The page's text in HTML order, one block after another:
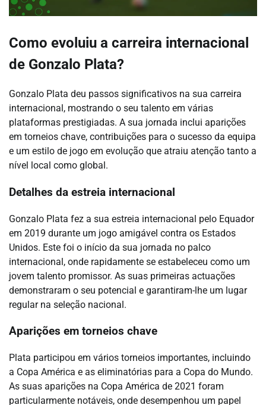
Como evoluiu a carreira internacional
de Gonzalo Plata?
Gonzalo Plata deu passos significativos na sua carreira
internacional, mostrando o seu talento em várias
plataformas prestigiadas. A sua jornada inclui aparições
em torneios chave, contribuições para o sucesso da equipa
e um estilo de jogo em evolução que atraiu atenção tanto a
nível local como global.
Detalhes da estreia internacional
Gonzalo Plata fez a sua estreia internacional pelo Equador
em 2019 durante um jogo amigável contra os Estados
Unidos. Este foi o início da sua jornada no palco
internacional, onde rapidamente se estabeleceu como um
jovem talento promissor. As suas primeiras actuações
demonstraram o seu potencial e garantiram-lhe um lugar
regular na seleção nacional.
Aparições em torneios chave
Plata participou em vários torneios importantes, incluindo
a Copa América e as eliminatórias para a Copa do Mundo.
As suas aparições na Copa América de 2021 foram
particularmente notáveis, onde desempenhou um papel